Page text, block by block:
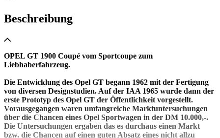
Beschreibung
OPEL GT 1900 Coupé vom Sportcoupe zum
Liebhaberfahrzeug.
Die Entwicklung des Opel GT begann 1962 mit der Fertigung
von diversen Designstudien. Auf der IAA 1965 wurde dann der
erste Prototyp des Opel GT der Öffentlichkeit vorgestellt.
Vorausgegangen waren umfangreiche Marktuntersuchungen
über die Chancen eines Opel Sportwagen in der DM 10.000,-.
Die Untersuchungen ergaben das es durchaus einen Markt
bzw. die Chancen auf einen guten Absatz eines nicht allzu